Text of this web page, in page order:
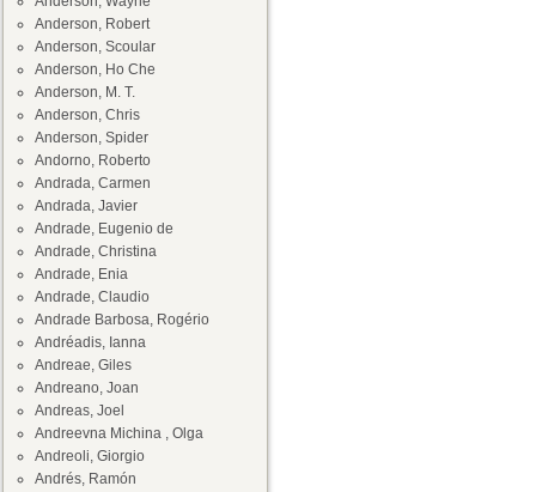
Anderson, Robert
Anderson, Scoular
Anderson, Ho Che
Anderson, M. T.
Anderson, Chris
Anderson, Spider
Andorno, Roberto
Andrada, Carmen
Andrada, Javier
Andrade, Eugenio de
Andrade, Christina
Andrade, Enia
Andrade, Claudio
Andrade Barbosa, Rogério
Andréadis, Ianna
Andreae, Giles
Andreano, Joan
Andreas, Joel
Andreevna Michina , Olga
Andreoli, Giorgio
Andrés, Ramón